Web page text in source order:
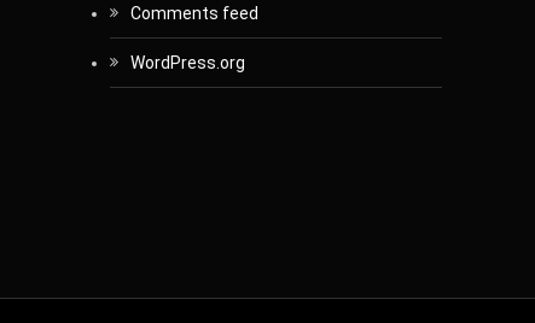
Comments feed
WordPress.org